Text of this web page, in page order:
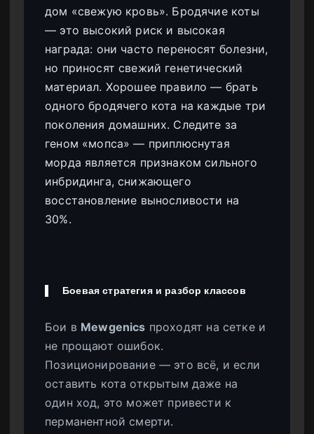
дом «свежую кровь». Бродячие коты
— это высокий риск и высокая
награда: они часто переносят болезни,
но приносят свежий генетический
материал. Хорошее правило — брать
одного бродячего кота на каждые три
поколения домашних. Следите за
геном «мопса» — приплюснутая
морда является признаком сильного
инбридинга, снижающего
восстановление выносливости на
30%.
Боевая стратегия и разбор классов
Бои в Mewgenics проходят на сетке и
не прощают ошибок.
Позиционирование — это всё, и если
оставить кота открытым даже на
один ход, это может привести к
перманентной смерти.